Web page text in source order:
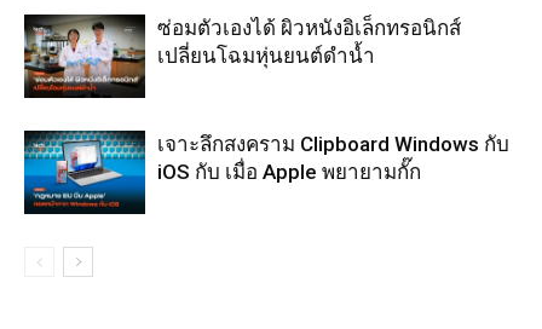
ซ่อมตัวเองได้ ผิวหนังอิเล็กทรอนิกส์
เปลี่ยนโฉมหุ่นยนต์ดำน้ำ
เจาะลึกสงคราม Clipboard Windows กับ
iOS กับ เมื่อ Apple พยายามกั๊ก